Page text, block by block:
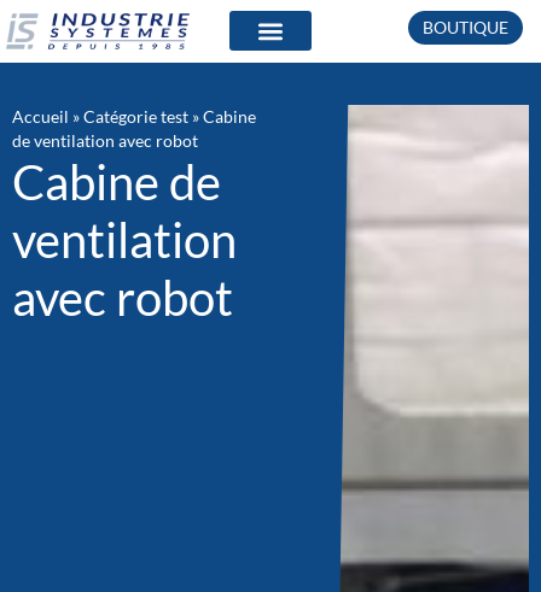
BOUTIQUE
Accueil »Catégorie test »Cabine
de ventilation avec robot
Cabine de
ventilation
avec robot